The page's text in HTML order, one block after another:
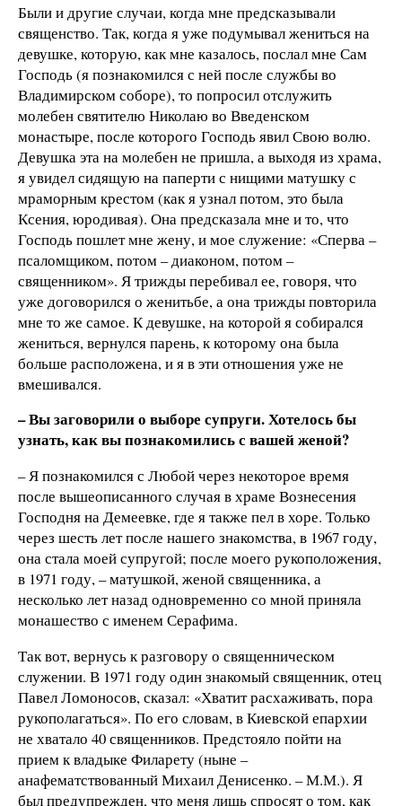
Были и другие случаи, когда мне предсказывали
священство. Так, когда я уже подумывал жениться на
девушке, которую, как мне казалось, послал мне Сам
Господь (я познакомился с ней после службы во
Владимирском соборе), то попросил отслужить
молебен святителю Николаю во Введенском
монастыре, после которого Господь явил Свою волю.
Девушка эта на молебен не пришла, а выходя из храма,
я увидел сидящую на паперти с нищими матушку с
мраморным крестом (как я узнал потом, это была
Ксения, юродивая). Она предсказала мне и то, что
Господь пошлет мне жену, и мое служение: «Сперва –
псаломщиком, потом – диаконом, потом –
священником». Я трижды перебивал ее, говоря, что
уже договорился о женитьбе, а она трижды повторила
мне то же самое. К девушке, на которой я собирался
жениться, вернулся парень, к которому она была
больше расположена, и я в эти отношения уже не
вмешивался.
– Вы заговорили о выборе супруги. Хотелось бы
узнать, как вы познакомились с вашей женой?
– Я познакомился с Любой через некоторое время
после вышеописанного случая в храме Вознесения
Господня на Демеевке, где я также пел в хоре. Только
через шесть лет после нашего знакомства, в 1967 году,
она стала моей супругой; после моего рукоположения,
в 1971 году, – матушкой, женой священника, а
несколько лет назад одновременно со мной приняла
монашество с именем Серафима.
Так вот, вернусь к разговору о священническом
служении. В 1971 году один знакомый священник, отец
Павел Ломоносов, сказал: «Хватит расхаживать, пора
рукополагаться». По его словам, в Киевской епархии
не хватало 40 священников. Предстояло пойти на
прием к владыке Филарету (ныне –
анафематствованный Михаил Денисенко. – М.М.). Я
был предупрежден, что меня лишь спросят о том, как